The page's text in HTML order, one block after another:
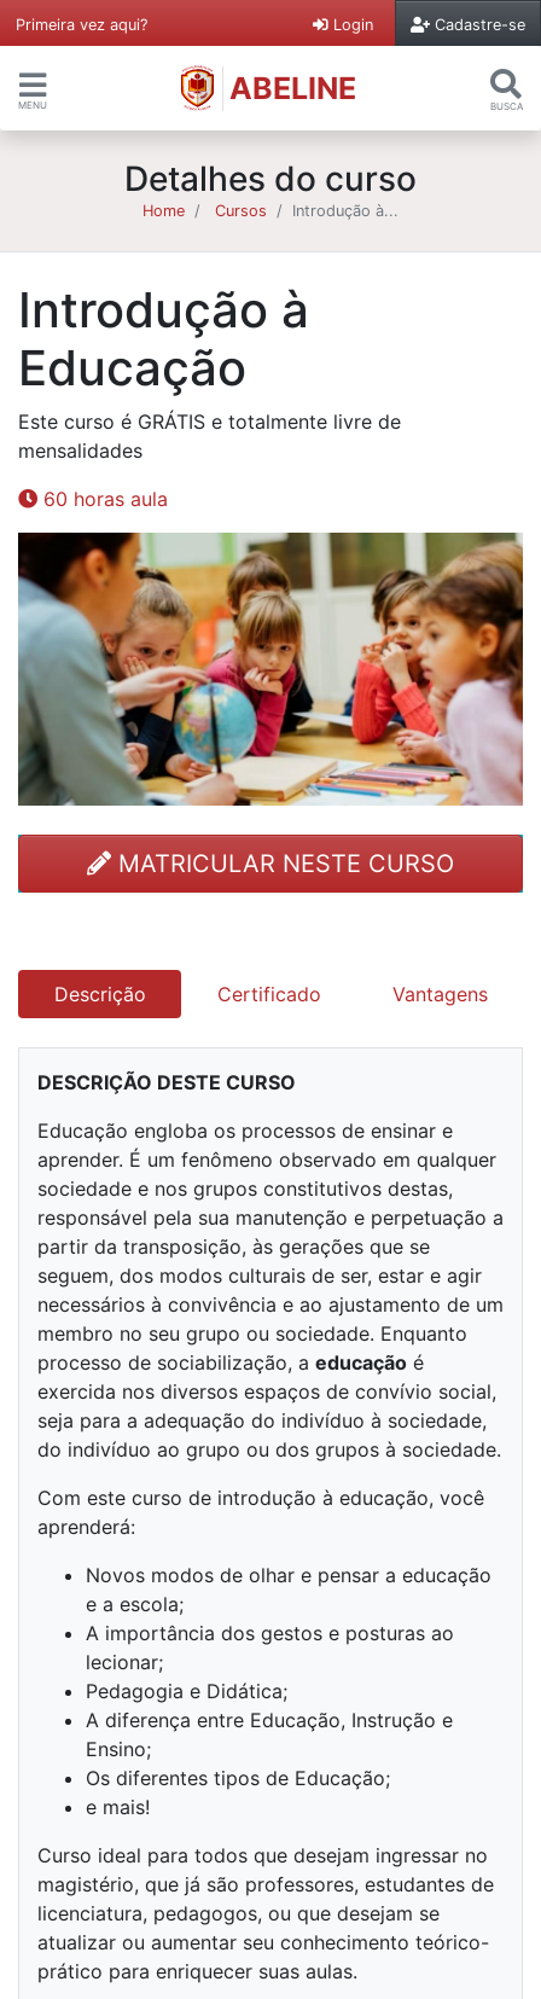
Primeira vez aqui? Login Cadastre-se
MENU ABELINE BUSCA
Detalhes do curso
Home Cursos Introdução à...
Introdução à
Educação
Este curso é GRÁTIS e totalmente livre de
mensalidades
60 horas aula
MATRICULAR NESTE CURSO
Descrição Certificado Vantagens
DESCRIÇÃO DESTE CURSO
Educação engloba os processos de ensinar e
aprender. É um fenômeno observado em qualquer
sociedade e nos grupos constitutivos destas,
responsável pela sua manutenção e perpetuação a
partir da transposição, às gerações que se
seguem, dos modos culturais de ser, estar e agir
necessários à convivência e ao ajustamento de um
membro no seu grupo ou sociedade. Enquanto
processo de sociabilização, a educação é
exercida nos diversos espaços de convívio social,
seja para a adequação do indivíduo à sociedade,
do indivíduo ao grupo ou dos grupos à sociedade.
Com este curso de introdução à educação, você
aprenderá:
Novos modos de olhar e pensar a educação
e a escola;
A importância dos gestos e posturas ao
lecionar;
Pedagogia e Didática;
A diferença entre Educação, Instrução e
Ensino;
Os diferentes tipos de Educação;
e mais!
Curso ideal para todos que desejam ingressar no
magistério, que já são professores, estudantes de
licenciatura, pedagogos, ou que desejam se
atualizar ou aumentar seu conhecimento teórico-
prático para enriquecer suas aulas.